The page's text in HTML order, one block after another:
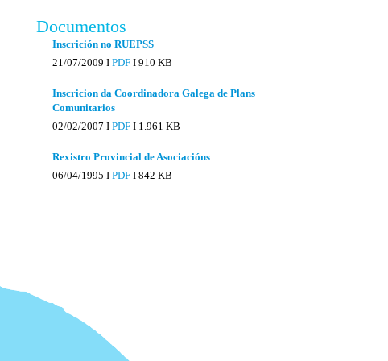
Documentos
Inscrición no RUEPSS
21/07/2009 I PDF I 910 KB
Inscricion da Coordinadora Galega de Plans
Comunitarios
02/02/2007 I PDF I 1.961 KB
Rexistro Provincial de Asociacións
06/04/1995 I PDF I 842 KB